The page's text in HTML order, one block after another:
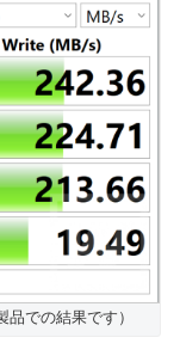
での結果です）